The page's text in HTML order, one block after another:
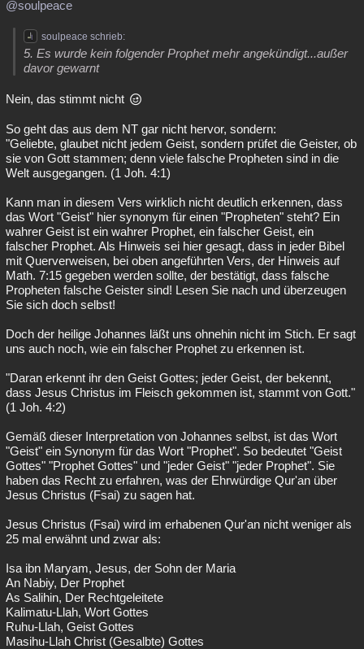
@soulpeace
soulpeace schrieb:
5. Es wurde kein folgender Prophet mehr angekündigt...außer
davor gewarnt
Nein, das stimmt nicht
So geht das aus dem NT gar nicht hervor, sondern:
"Geliebte, glaubet nicht jedem Geist, sondern prüfet die Geister, ob
sie von Gott stammen; denn viele falsche Propheten sind in die
Welt ausgegangen. (1 Joh. 4:1)
Kann man in diesem Vers wirklich nicht deutlich erkennen, dass
das Wort "Geist" hier synonym für einen "Propheten" steht? Ein
wahrer Geist ist ein wahrer Prophet, ein falscher Geist, ein
falscher Prophet. Als Hinweis sei hier gesagt, dass in jeder Bibel
mit Querverweisen, bei oben angeführten Vers, der Hinweis auf
Math. 7:15 gegeben werden sollte, der bestätigt, dass falsche
Propheten falsche Geister sind! Lesen Sie nach und überzeugen
Sie sich doch selbst!
Doch der heilige Johannes läßt uns ohnehin nicht im Stich. Er sagt
uns auch noch, wie ein falscher Prophet zu erkennen ist.
"Daran erkennt ihr den Geist Gottes; jeder Geist, der bekennt,
dass Jesus Christus im Fleisch gekommen ist, stammt von Gott."
(1 Joh. 4:2)
Gemäß dieser Interpretation von Johannes selbst, ist das Wort
"Geist" ein Synonym für das Wort "Prophet". So bedeutet "Geist
Gottes" "Prophet Gottes" und "jeder Geist" "jeder Prophet". Sie
haben das Recht zu erfahren, was der Ehrwürdige Qur'an über
Jesus Christus (Fsai) zu sagen hat.
Jesus Christus (Fsai) wird im erhabenen Qur'an nicht weniger als
25 mal erwähnt und zwar als:
Isa ibn Maryam, Jesus, der Sohn der Maria
An Nabiy, Der Prophet
As Salihin, Der Rechtgeleitete
Kalimatu-Llah, Wort Gottes
Ruhu-Llah, Geist Gottes
Masihu-Llah Christ (Gesalbte) Gottes